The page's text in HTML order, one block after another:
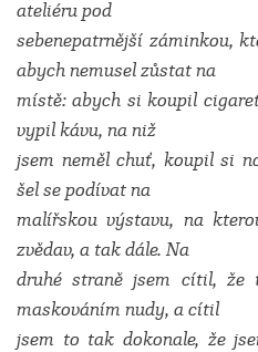
ateliéru pod
sebenepatrnější záminkou,
abych nemusel zůstat na
místě: abych si koupil
vypil kávu, na niž
jsem neměl chuť, koupil si
šel se podívat na
malířskou výstavu, na
zvědav, a tak dále. Na
druhé straně jsem cítil, že
maskováním nudy, a cítil
jsem to tak dokonale, že